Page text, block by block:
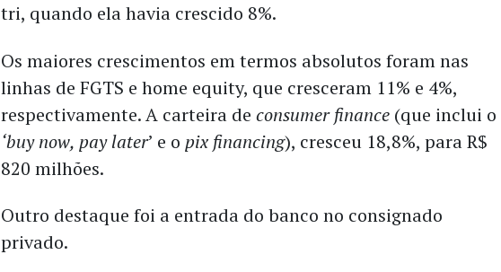
tri, quando ela havia crescido 8%.
Os maiores crescimentos em termos absolutos foram nas
linhas de FGTS e home equity, que cresceram 11% e 4%,
respectivamente. A carteira deconsumer finance (que inclui o
‘buy now, pay later’ e o pix financing), cresceu 18,8%, para R$
820 milhões.
Outro destaque foi a entrada do banco no consignado
privado.